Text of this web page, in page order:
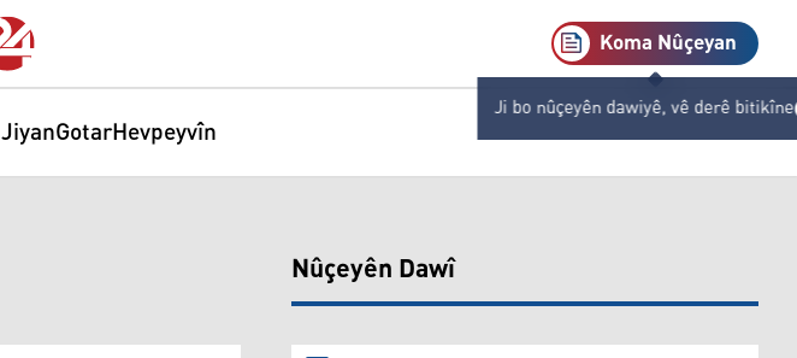
Koma Nûçeyan
Ji bo nûçeyên dawiyê, vê derê bitikîne
JiyanGotarHevpeyvîn
Nûçeyên Dawî